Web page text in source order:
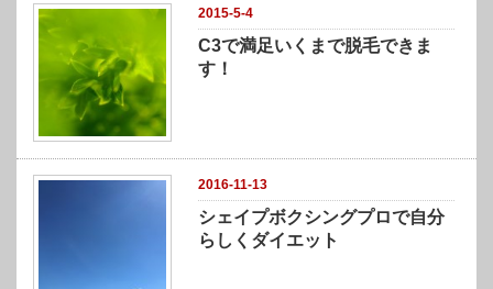
2015-5-4
C3で満足いくまで脱毛できま
す！
2016-11-13
シェイプボクシングプロで自分
らしくダイエット